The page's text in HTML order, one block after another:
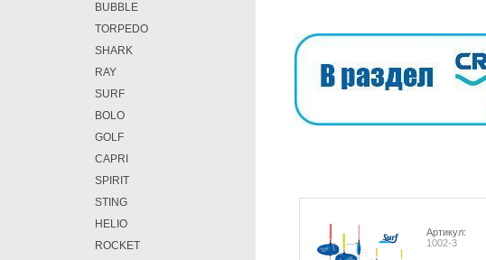
BUBBLE
TORPEDO
SHARK
RAY
SURF
BOLO
GOLF
CAPRI
SPIRIT
STING
HELIO
ROCKET
Артикул:
1002-3